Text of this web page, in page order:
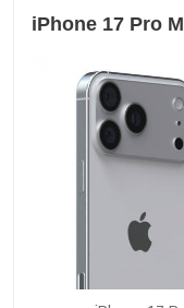
iPhone 17 Pro